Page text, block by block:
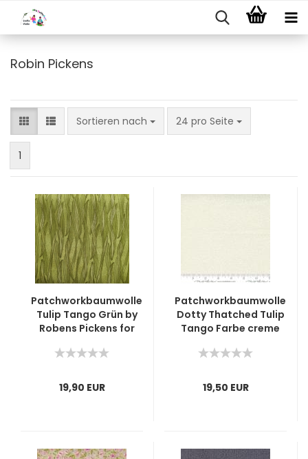
Robin Pickens
Sortieren nach
Sortieren nach 24 pro Seite
pro Seite
1
Patchworkbaumwolle
Tulip Tango Grün by
Robens Pickens for
19,90 EUR
Patchworkbaumwolle
Dotty Thatched Tulip
Tango Farbe creme
Moda 1536
19,50 EUR